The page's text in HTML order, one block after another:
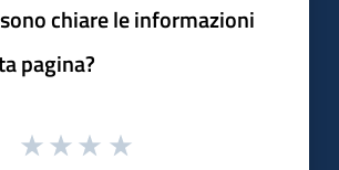
chiare le informazioni
pagina?